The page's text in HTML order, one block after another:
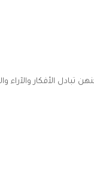
تبادل الأفكار